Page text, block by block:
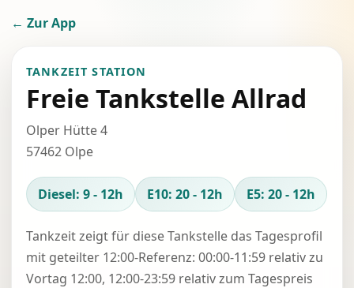
← Zur App
TANKZEIT STATION
Freie Tankstelle Allrad
Olper Hütte 4
57462 Olpe
Diesel: 9 - 12h E10: 20 - 12h E5: 20 - 12h
Tankzeit zeigt für diese Tankstelle das Tagesprofil
mit geteilter 12:00-Referenz: 00:00-11:59 relativ zu
Vortag 12:00, 12:00-23:59 relativ zum Tagespreis